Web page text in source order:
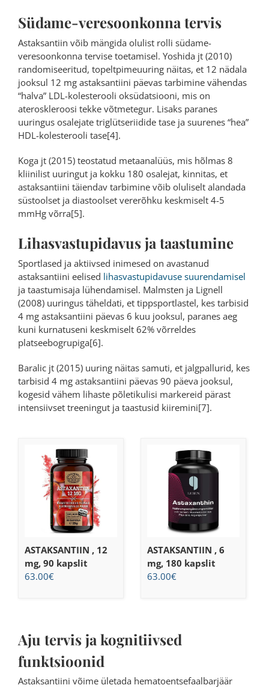
Südame-veresoonkonna tervis
Astaksantiin võib mängida olulist rolli südame-
veresoonkonna tervise toetamisel. Yoshida jt (2010)
randomiseeritud, topeltpimeuuring näitas, et 12 nädala
jooksul 12 mg astaksantiini päevas tarbimine vähendas
“halva” LDL-kolesterooli oksüdatsiooni, mis on
ateroskleroosi tekke võtmetegur. Lisaks paranes
uuringus osalejate triglütseriidide tase ja suurenes “hea”
HDL-kolesterooli tase[4].
Koga jt (2015) teostatud metaanalüüs, mis hõlmas 8
kliinilist uuringut ja kokku 180 osalejat, kinnitas, et
astaksantiini täiendav tarbimine võib oluliselt alandada
süstoolset ja diastoolset vererõhku keskmiselt 4-5
mmHg võrra[5].
Lihasvastupidavus ja taastumine
Sportlased ja aktiivsed inimesed on avastanud
astaksantiini eelised lihasvastupidavuse suurendamisel
ja taastumisaja lühendamisel. Malmsten ja Lignell
(2008) uuringus täheldati, et tippsportlastel, kes tarbisid
4 mg astaksantiini päevas 6 kuu jooksul, paranes aeg
kuni kurnatuseni keskmiselt 62% võrreldes
platseebogrupiga[6].
Baralic jt (2015) uuring näitas samuti, et jalgpallurid, kes
tarbisid 4 mg astaksantiini päevas 90 päeva jooksul,
kogesid vähem lihaste põletikulisi markereid pärast
intensiivset treeningut ja taastusid kiiremini[7].
ASTAKSANTIIN , 12
mg, 90 kapslit
63.00€
ASTAKSANTIIN , 6
mg, 180 kapslit
63.00€
Aju tervis ja kognitiivsed
funktsioonid
Astaksantiini võime ületada hematoentsefaalbarjäär